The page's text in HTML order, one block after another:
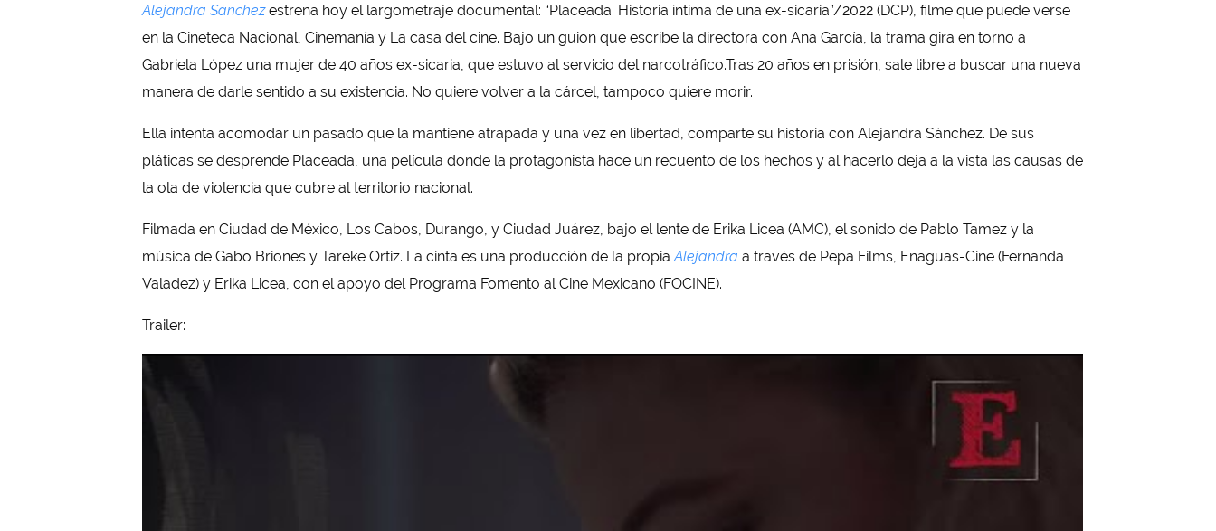
Alejandra Sánchezestrena hoy el largometraje documental: “Placeada. Historia íntima de una ex-sicaria”/2022 (DCP), filme que puede verse
en la Cineteca Nacional, Cinemanía y La casa del cine. Bajo un guion que escribe la directora con Ana García, la trama gira en torno a
Gabriela López una mujer de 40 años ex-sicaria, que estuvo al servicio del narcotráfico.Tras 20 años en prisión, sale libre a buscar una nueva
manera de darle sentido a su existencia. No quiere volver a la cárcel, tampoco quiere morir.
Ella intenta acomodar un pasado que la mantiene atrapada y una vez en libertad, comparte su historia con Alejandra Sánchez. De sus
pláticas se desprende Placeada, una película donde la protagonista hace un recuento de los hechos y al hacerlo deja a la vista las causas de
la ola de violencia que cubre al territorio nacional.
Filmada en Ciudad de México, Los Cabos, Durango, y Ciudad Juárez, bajo el lente de Erika Licea (AMC), el sonido de Pablo Tamez y la
música de Gabo Briones y Tareke Ortiz. La cinta es una producción de la propia Alejandra a través de Pepa Films, Enaguas-Cine (Fernanda
Valadez) y Erika Licea, con el apoyo del Programa Fomento al Cine Mexicano (FOCINE).
Trailer: